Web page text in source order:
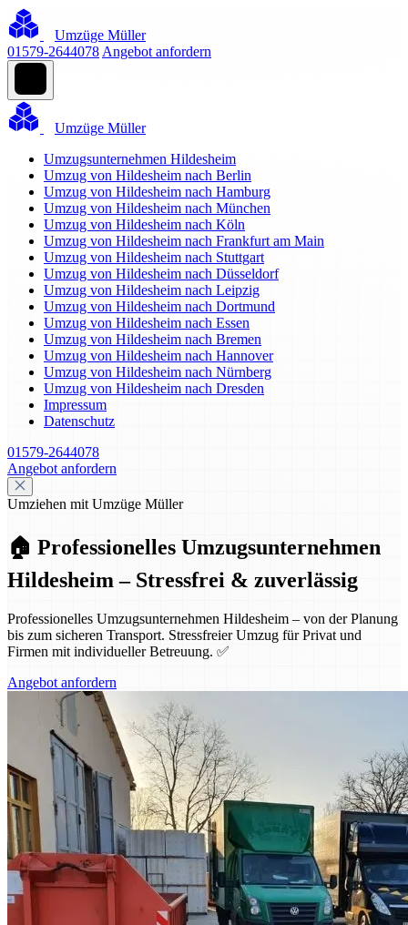
Umzüge Müller
01579-2644078 Angebot anfordern
Umzüge Müller
Umzugsunternehmen Hildesheim
Umzug von Hildesheim nach Berlin
Umzug von Hildesheim nach Hamburg
Umzug von Hildesheim nach München
Umzug von Hildesheim nach Köln
Umzug von Hildesheim nach Frankfurt am Main
Umzug von Hildesheim nach Stuttgart
Umzug von Hildesheim nach Düsseldorf
Umzug von Hildesheim nach Leipzig
Umzug von Hildesheim nach Dortmund
Umzug von Hildesheim nach Essen
Umzug von Hildesheim nach Bremen
Umzug von Hildesheim nach Hannover
Umzug von Hildesheim nach Nürnberg
Umzug von Hildesheim nach Dresden
Impressum
Datenschutz
01579-2644078
Angebot anfordern
Umziehen mit Umzüge Müller
🏠 Professionelles Umzugsunternehmen
Hildesheim – Stressfrei & zuverlässig
Professionelles Umzugsunternehmen Hildesheim – von der Planung
bis zum sicheren Transport. Stressfreier Umzug für Privat und
Firmen mit individueller Betreuung. ✅
Angebot anfordern